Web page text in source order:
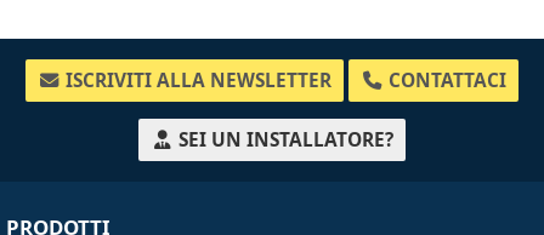
ISCRIVITI ALLA NEWSLETTER CONTATTACI
SEI UN INSTALLATORE?
PRODOTTI